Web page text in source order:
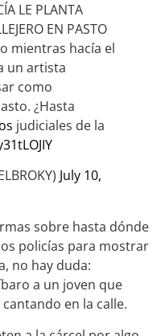
LE PLANTA
EN PASTO
mientras hacía el
un artista
como
¿Hasta
judiciales de la
July 10,
sobre hasta dónde
policías para mostrar
no hay duda:
a un joven que
en la calle.